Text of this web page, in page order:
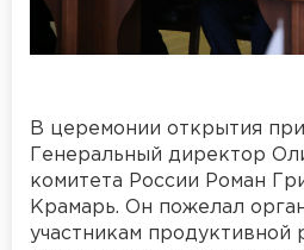
В церемонии открытия
Генеральный директор
комитета России Роман
Крамарь. Он пожелал
участникам продуктивной